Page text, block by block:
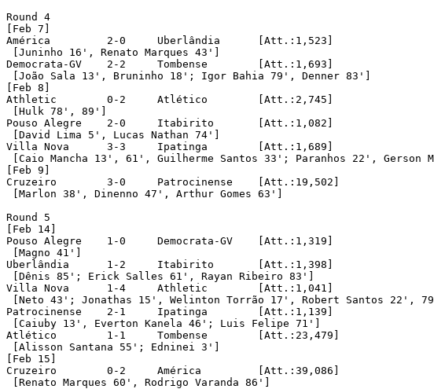
Round 4
[Feb 7]
América		2-0	Uberlândia	[Att.:1,523]
[Juninho 16', Renato Marques 43']
Democrata-GV	2-2	Tombense	[Att.:1,693]
[João Sala 13', Bruninho 18'; Igor Bahia 79', Denner 83']
[Feb 8]
Athletic	0-2	Atlético	[Att.:2,745]
[Hulk 78', 89']
Pouso Alegre	2-0	Itabirito	[Att.:1,082]
[David Lima 5', Lucas Nathan 74']
Villa Nova	3-3	Ipatinga	[Att.:1,689]
[Caio Mancha 13', 61', Guilherme Santos 33'; Paranhos 22', Gerson
[Feb 9]
Cruzeiro	3-0	Patrocinense	[Att.:19,502]
[Marlon 38', Dinenno 47', Arthur Gomes 63']
Round 5
[Feb 14]
Pouso Alegre	1-0	Democrata-GV	[Att.:1,319]
[Magno 41']
Uberlândia	1-2	Itabirito	[Att.:1,398]
[Dênis 85'; Erick Salles 61', Rayan Ribeiro 83']
Villa Nova	1-4	Athletic	[Att.:1,041]
[Neto 43'; Jonathas 15', Welinton Torrão 17', Robert Santos 22',
Patrocinense	2-1	Ipatinga	[Att.:1,139]
[Caiuby 13', Everton Kanela 46'; Luis Felipe 71']
Atlético	1-1	Tombense	[Att.:23,479]
[Alisson Santana 55'; Edninei 3']
[Feb 15]
Cruzeiro	0-2	América		[Att.:39,086]
[Renato Marques 60', Rodrigo Varanda 86']